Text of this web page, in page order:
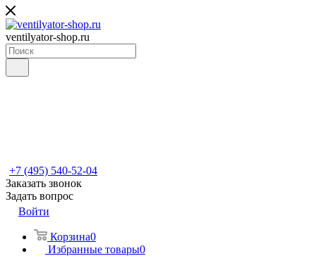
ventilyator-shop.ru
+7 (495) 540-52-04
Заказать звонок
Задать вопрос
Войти
Корзина0
Избранные товары0